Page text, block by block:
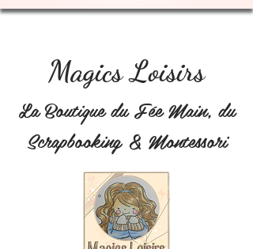
Magics Loisirs
La Boutique du Fée Main, du
Scrapbooking & Montessori